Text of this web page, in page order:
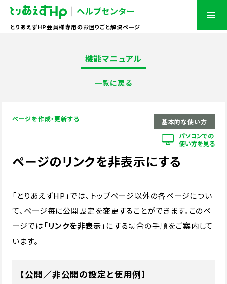
とりあえずHP会員様専用のお困りごと解決ページ
機能マニュアル
一覧に戻る
パソコンでの
使い方を見る
基本的な使い方
ページを作成・更新する
ページのリンクを非表示にする
「とりあえずHP」では、トップページ以外の各ページについ
て、ページ毎に公開設定を変更することができます。このペ
ージでは「リンクを非表示 」にする場合の手順をご案内して
います。
【公開／非公開の設定と使用例】